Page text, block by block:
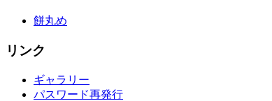
餅丸め
リンク
ギャラリー
パスワード再発行